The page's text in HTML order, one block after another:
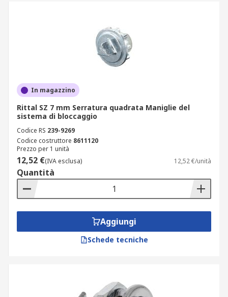
In magazzino
Rittal SZ 7 mm Serratura quadrata Maniglie del
sistema di bloccaggio
Codice RS 239-9269
Codice costruttore 8611120
Prezzo per 1 unità
12,52 €(IVA esclusa) 12,52 €/unità
Quantità
Aggiungi
Schede tecniche